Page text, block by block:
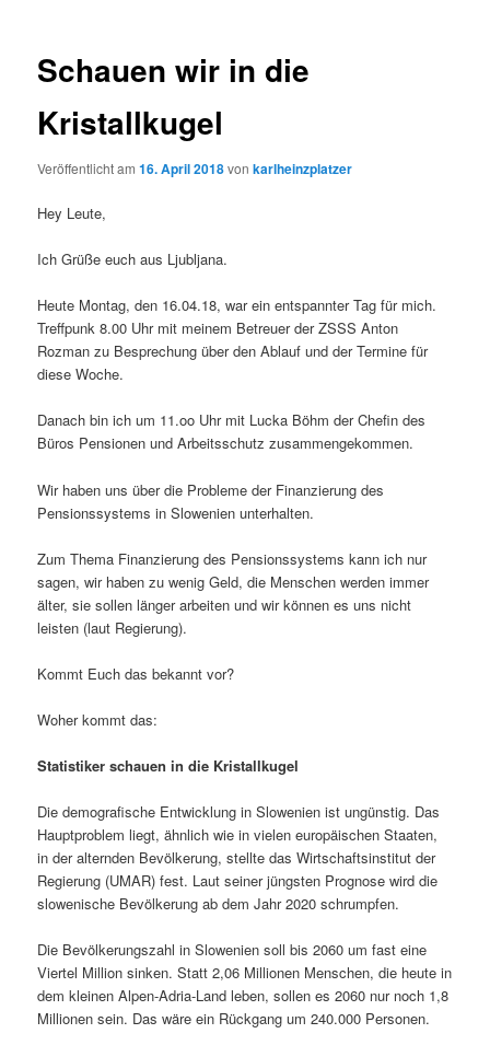
Schauen wir in die
Kristallkugel
Veröffentlicht am16. April 2018vonkarlheinzplatzer
Hey Leute,
Ich Grüße euch aus Ljubljana.
Heute Montag, den 16.04.18, war ein entspannter Tag für mich.
Treffpunk 8.00 Uhr mit meinem Betreuer der ZSSS Anton
Rozman zu Besprechung über den Ablauf und der Termine für
diese Woche.
Danach bin ich um 11.oo Uhr mit Lucka Böhm der Chefin des
Büros Pensionen und Arbeitsschutz zusammengekommen.
Wir haben uns über die Probleme der Finanzierung des
Pensionssystems in Slowenien unterhalten.
Zum Thema Finanzierung des Pensionssystems kann ich nur
sagen, wir haben zu wenig Geld, die Menschen werden immer
älter, sie sollen länger arbeiten und wir können es uns nicht
leisten (laut Regierung).
Kommt Euch das bekannt vor?
Woher kommt das:
Statistiker schauen in die Kristallkugel
Die demografische Entwicklung in Slowenien ist ungünstig. Das
Hauptproblem liegt, ähnlich wie in vielen europäischen Staaten,
in der alternden Bevölkerung, stellte das Wirtschaftsinstitut der
Regierung (UMAR) fest. Laut seiner jüngsten Prognose wird die
slowenische Bevölkerung ab dem Jahr 2020 schrumpfen.
Die Bevölkerungszahl in Slowenien soll bis 2060 um fast eine
Viertel Million sinken. Statt 2,06 Millionen Menschen, die heute in
dem kleinen Alpen-Adria-Land leben, sollen es 2060 nur noch 1,8
Millionen sein. Das wäre ein Rückgang um 240.000 Personen.